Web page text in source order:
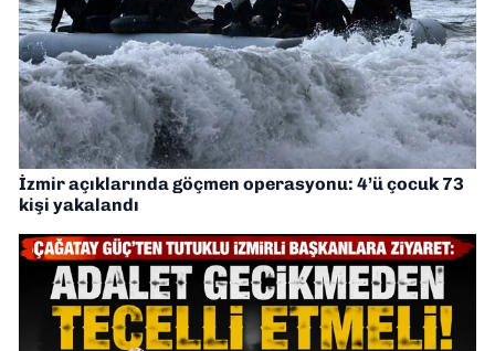
İzmir açıklarında göçmen operasyonu: 4’ü çocuk 73
kişi yakalandı